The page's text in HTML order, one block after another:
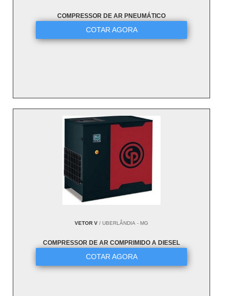
COMPRESSOR DE AR PNEUMÁTICO
COTAR AGORA
VETOR V / UBERLÂNDIA - MG
COMPRESSOR DE AR COMPRIMIDO A DIESEL
COTAR AGORA